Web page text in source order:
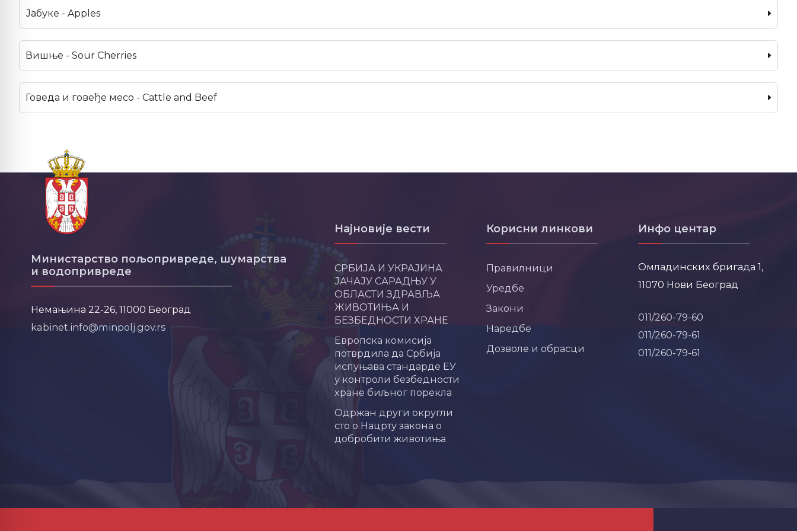
Јабуке - Apples
Вишње - Sour Cherries
Говеда и говеђе месо - Cattle and Beef
Министарство пољопривреде, шумарства
и водопривреде
Немањина 22-26, 11000 Београд
kabinet.info@minpolj.gov.rs
Најновије вести
СРБИЈА И УКРАЈИНА
ЈАЧАЈУ САРАДЊУ У
ОБЛАСТИ ЗДРАВЉА
ЖИВОТИЊА И
БЕЗБЕДНОСТИ ХРАНЕ
Европска комисија
потврдила да Србија
испуњава стандарде ЕУ
у контроли безбедности
хране биљног порекла
Одржан други округли
сто о Нацрту закона о
добробити животиња
Корисни линкови
Правилници
Уредбе
Закони
Наредбе
Дозволе и обрасци
Инфо центар
Омладинских бригада 1,
11070 Нови Београд
011/260-79-60
011/260-79-61
011/260-79-61